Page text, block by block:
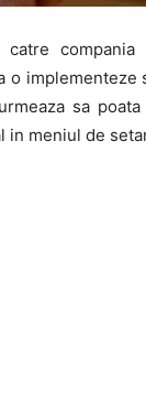
compania
o
sa
in meniul de